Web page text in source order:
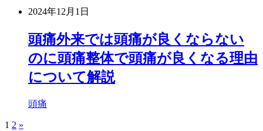
2024年12月1日
頭痛外来では頭痛が良くならない
のに頭痛整体で頭痛が良くなる理由
について解説
頭痛
1 2 »